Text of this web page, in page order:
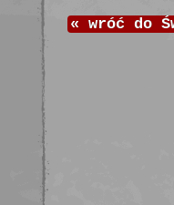
« wróć do